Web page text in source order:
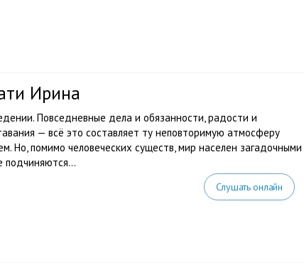
Ирина
Повседневные дела и обязанности, радости и
— всё это составляет ту неповторимую атмосферу
Но, помимо человеческих существ, мир населен загадочными
подчиняются...
Слушать онлайн